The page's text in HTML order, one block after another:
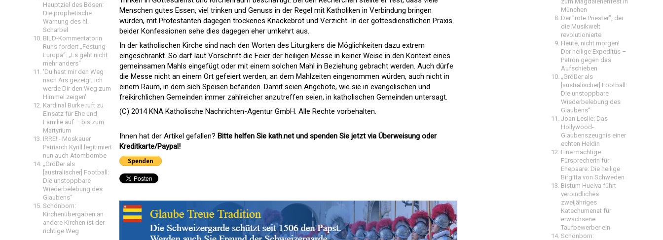
Hauptziel des Bösen:
Die prophetische
Warnung des hl.
Scharbel
BILD-Kommentatorin
Ruhs fordert „Festung
Europa“: „Es geht nicht
mehr anders“
'Du hast mir den Weg
nach Ars gezeigt; ich
werde Dir den Weg zum
Himmel zeigen'
Kardinal Burke ruft zu
Einsatz für Ehe und
Familie auf – bis zum
Martyrium
IRRE! - Moskauer
Patriarch Kyrill legitimiert
nun auch Atombombe
„Größer als
[australischer] Football:
Die unstoppbare
Wiederbelebung des
Glaubens“
Schönborn:
Kirchenübergaben an
andere Kirchen ist der
richtige Weg
Menschen gutes Essen, viel trinken und Genuss in der Regel mit Katholiken in Verbindung bringen
würden, mit Protestanten dagegen trockenes Knäckebrot und Verzicht. In der gottesdienstlichen Praxis
beider Konfessionen sehe dies dagegen eher umkehrt aus.
In der katholischen Kirche sind nach den Worten des Liturgikers die Möglichkeiten dazu extrem
eingeschränkt. So darf laut Vorschrift die Feier der heiligen Messe in keiner Weise in den Kontext eines
gemeinsamen Mahls eingefügt oder mit einem solchen Mahl in Beziehung gebracht werden. Auch dürfe
die Messe nicht an einem Ort gefeiert werden, an dem Mahlzeiten eingenommen würden, auch nicht in
einem Raum, in dem sich Speisen befänden. Damit seien Angebote, wie sie in evangelischen und
freikirchlichen Gemeinden immer zahlreicher anzutreffen seien, in katholischen Gemeinden untersagt.
(C) 2014 KNA Katholische Nachrichten-Agentur GmbH. Alle Rechte vorbehalten.
Ihnen hat der Artikel gefallen? Bitte helfen Sie kath.net und spenden Sie jetzt via Überweisung oder
Kreditkarte/Paypal!
München
Der "rote Priester", der
die Musikwelt
revolutionierte
Heute, nicht morgen!
Der heilige Expeditus –
Patron gegen das
Aufschieben
„Größer als
[australischer] Football:
Die unstoppbare
Wiederbelebung des
Glaubens“
Joan Leslie: Das
Hollywood-
Glaubenszeugnis einer
echten Heldin
Eine mächtige
Fürsprecherin für
Ehepaare: Die heilige
Birgitta von Schweden
Bistum Huelva führt
verbindliches
zweijähriges
Katechumenat für
erwachsene
Taufbewerber ein
Schönborn: